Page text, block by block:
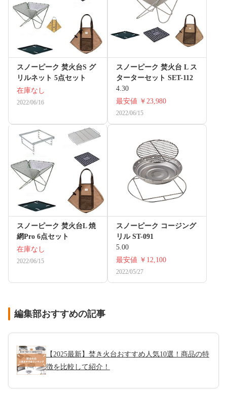
スノーピーク 焚火台S グ
リルネット 5点セット
在庫なし
2022/06/16
スノーピーク 焚火台 L ス
ターターセット SET-112
4.30
最安値 ￥23,980
2022/06/15
スノーピーク 焚火台L 焼
網Pro 6点セット
在庫なし
2022/06/15
スノーピーク コージング
リル ST-091
5.00
最安値 ￥12,100
2022/05/27
編集部おすすめの記事
【2025最新】焚き火台おすすめ人気10選！商品の特
徴を比較して紹介！